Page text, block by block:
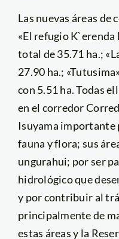
Las nuevas áreas de
«El refugio
total de 35.71 ha.;
27.90 ha.;
con 5.51 ha. Todas
en el corredor
Isuyama importante
fauna y flora; sus
ungurahui; por ser
hidrológico que
y por contribuir al
principalmente de
estas áreas y la